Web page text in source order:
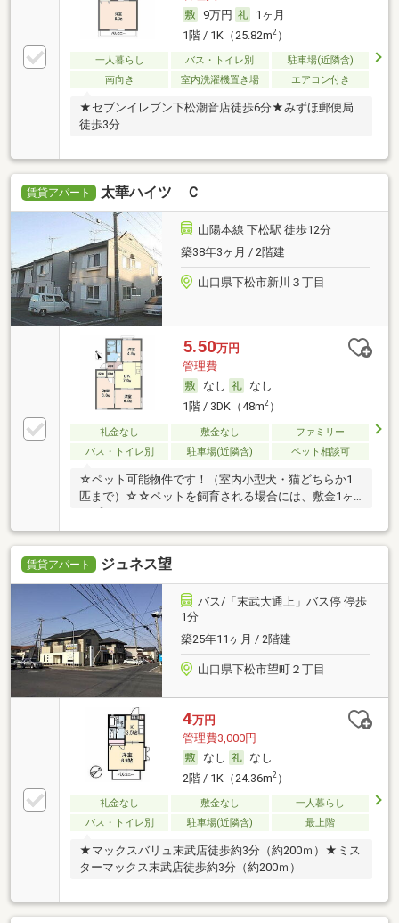
9万円
1ヶ月
1階 / 1K（25.82m2）
一人暮らし バス・トイレ別
駐車場(近隣含)
南向き
室内洗濯機置き場 エアコン付き
★セブンイレブン下松潮音店徒歩6分★みずほ郵便局
徒歩3分
賃貸アパート 太華ハイツ Ｃ
山陽本線 下松駅 徒歩12分
築38年3ヶ月 / 2階建
山口県下松市新川３丁目
5.50万円
管理費-
なし
なし
1階 / 3DK（48m2）
礼金なし 敷金なし
ファミリー
バス・トイレ別
駐車場(近隣含) ペット相談可
☆ペット可能物件です！（室内小型犬・猫どちらか1
匹まで）☆☆ペットを飼育される場合には、敷金1ヶ
月プ
賃貸アパート ジュネス望
バス/「末武大通上」バス停 停歩
1分
築25年11ヶ月 / 2階建
山口県下松市望町２丁目
4万円
管理費3,000円
なし
なし
2階 / 1K（24.36m2）
礼金なし 敷金なし
一人暮らし
バス・トイレ別
駐車場(近隣含) 最上階
★マックスバリュ末武店徒歩約3分（約200ｍ）★ミス
ターマックス末武店徒歩約3分（約200ｍ）